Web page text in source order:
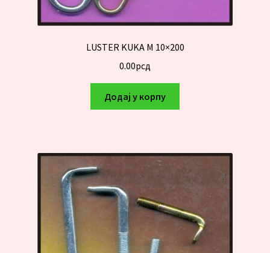
LUSTER KUKA M 10×200
0.00рсд
Додај у корпу